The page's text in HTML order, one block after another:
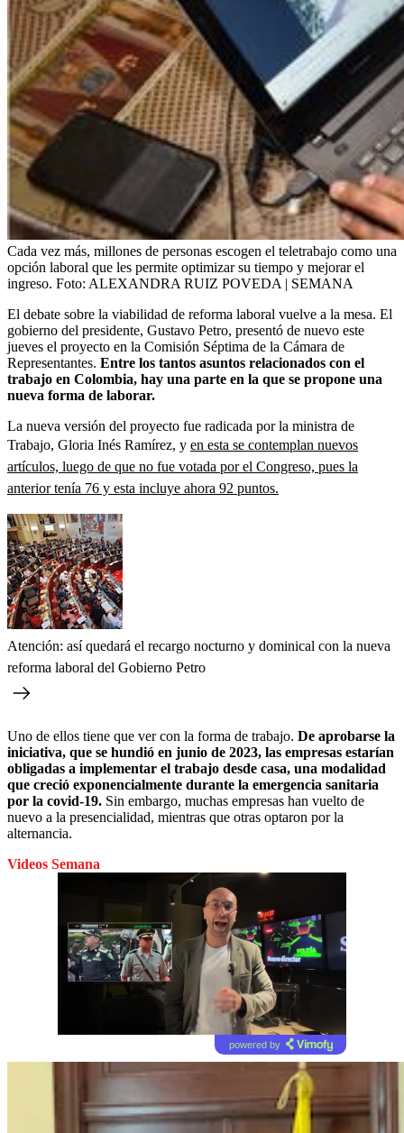
Cada vez más, millones de personas escogen el teletrabajo como una
opción laboral que les permite optimizar su tiempo y mejorar el
ingreso. Foto: ALEXANDRA RUIZ POVEDA | SEMANA
El debate sobre la viabilidad de reforma laboral vuelve a la mesa. El
gobierno del presidente, Gustavo Petro, presentó de nuevo este
jueves el proyecto en la Comisión Séptima de la Cámara de
Representantes. Entre los tantos asuntos relacionados con el
trabajo en Colombia, hay una parte en la que se propone una
nueva forma de laborar.
La nueva versión del proyecto fue radicada por la ministra de
Trabajo, Gloria Inés Ramírez, y en esta se contemplan nuevos
artículos, luego de que no fue votada por el Congreso, pues la
anterior tenía 76 y esta incluye ahora 92 puntos.
Atención: así quedará el recargo nocturno y dominical con la nueva
reforma laboral del Gobierno Petro
Uno de ellos tiene que ver con la forma de trabajo. De aprobarse la
iniciativa, que se hundió en junio de 2023, las empresas estarían
obligadas a implementar el trabajo desde casa, una modalidad
que creció exponencialmente durante la emergencia sanitaria
por la covid-19. Sin embargo, muchas empresas han vuelto de
nuevo a la presencialidad, mientras que otras optaron por la
alternancia.
Videos Semana
powered by